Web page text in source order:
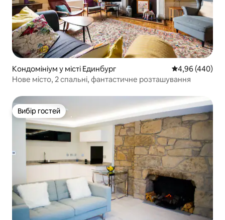
Кондомініум у місті Единбург Середня
4,96 (440)
Нове місто, 2 спальні, фантастичне розташування
Вибір гостей
Вибір гостей